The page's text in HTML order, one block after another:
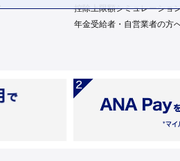
控除上限額シミュレーショ
年金受給者・自営業者の方